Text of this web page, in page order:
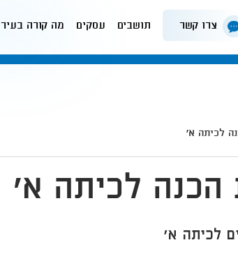
צרו קשר תושבים עסקים מה קורה בעיר
לכיתה א'
הכנה לכיתה א'
לכיתה א'